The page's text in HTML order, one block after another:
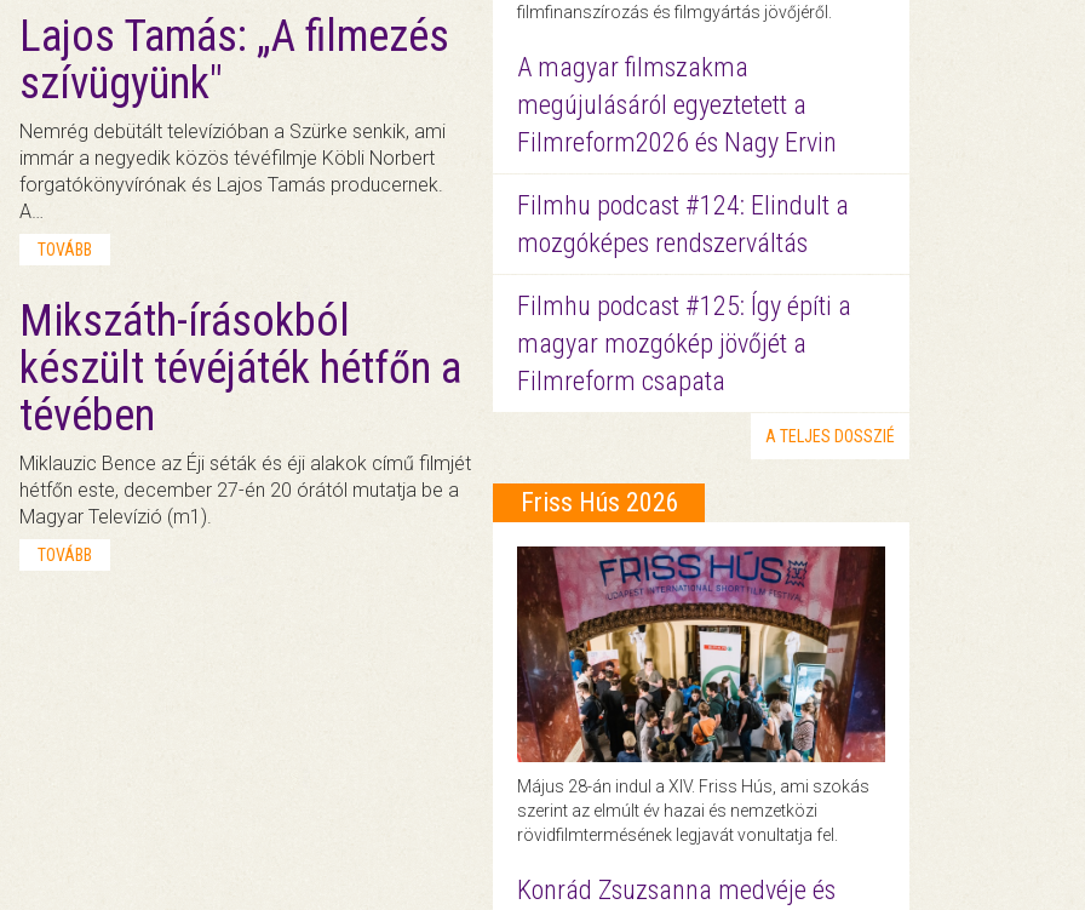
Lajos Tamás: „A filmezés
szívügyünk"
Nemrég debütált televízióban a Szürke senkik, ami
immár a negyedik közös tévéfilmje Köbli Norbert
forgatókönyvírónak és Lajos Tamás producernek.
A…
TOVÁBB
Mikszáth-írásokból
készült tévéjáték hétfőn a
tévében
Miklauzic Bence az Éji séták és éji alakok című filmjét
hétfőn este, december 27-én 20 órától mutatja be a
Magyar Televízió (m1).
TOVÁBB
filmfinanszírozás és filmgyártás jövőjéről.
A magyar filmszakma
megújulásáról egyeztetett a
Filmreform2026 és Nagy Ervin
Filmhu podcast #124: Elindult a
mozgóképes rendszerváltás
Filmhu podcast #125: Így építi a
magyar mozgókép jövőjét a
Filmreform csapata
A TELJES DOSSZIÉ
Friss Hús 2026
Május 28-án indul a XIV. Friss Hús, ami szokás
szerint az elmúlt év hazai és nemzetközi
rövidfilmtermésének legjavát vonultatja fel.
Konrád Zsuzsanna medvéje és